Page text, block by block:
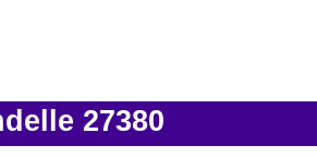
27380